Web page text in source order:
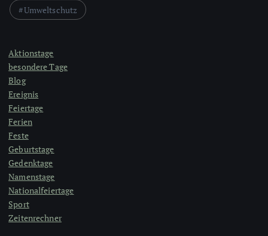
Umweltschutz
Aktionstage
besondere Tage
Blog
Ereignis
Feiertage
Ferien
Feste
Geburtstage
Gedenktage
Namenstage
Nationalfeiertage
Sport
Zeitenrechner